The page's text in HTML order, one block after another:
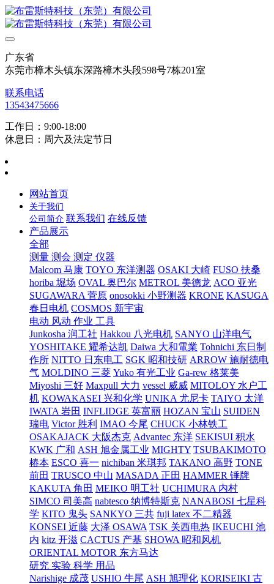
广东省
东莞市樟木头镇东深路樟木头段598号7栋201室
联系电话
13543475666
工作日：9:00-18:00
休息日：周六及法定节日
网站首页
关于我们
公司简介 联系我们 在线反馈
产品展示
全部
测量 测会 测定 仪器
Malcom 马康 TOYO 东洋测器 OSAKI 大崎 FUSO 扶桑
horiba 堀场 OVAL 奥巴尔 METROL 美德龙 ACO 亚光
SUGAWARA 菅原 onosokki 小野测器 KRONE KASUGA
春日电机 COSMOS 新宇宙
电动 风动 作业 工具
Junkosha 润工社 Hakkou 八光电机 SANYO 山洋电气
YOSHITAKE 耀希达凯 Daiwa 大和電業 Tohnichi 东日制
作所 NITTO 日东电工 SGK 昭和技研 ARROW 施耐德电
气 MOLDINO 三菱 Yuko 有光工业 Ga-rew 格莱美
Miyoshi 三好 Maxpull 大力 vessel 威威 MITOLOY 水户工
机 KOWAKASEI 兴和化学 UNIKA 尤尼卡 TAIYO 太洋
IWATA 岩田 INFLIDGE 英富丽 HOZAN 宝山 SUIDEN
瑞电 Victor 胜利 IMAO 今尾 CHUCK 小林铁工
OSAKAJACK 大阪杰克 Advantec 东洋 SEKISUI 积水
KWK 广和 ASH 旭金属工业 MIGHTY TSUBAKIMOTO
椿本 ESCO 喜一 nichiban 米琪邦 TAKANO 高野 TONE
前田 TRUSCO 中山 MASADA 正田 HAMMER 锤牌
KAKUTA 角田 MEIKO 明工社 UCHIMURA 内村
SIMCO 司美高 nabtesco 纳博特斯克 NANABOSI 七星科
学 KITO 鬼头 SANKYO 三共 fuji latex 不二精器
KONSEI 近藤 大泽 OSAWA TSK 关西电热 IKEUCHI 池
内 kitz 开滋 CACTUS 产基 SHOWA 昭和风机
ORIENTAL MOTOR 东方马达
研究 实验 科学 用品
Narishige 成茂 USHIO 牛尾 ASH 旭理化 KORISEIKI 古